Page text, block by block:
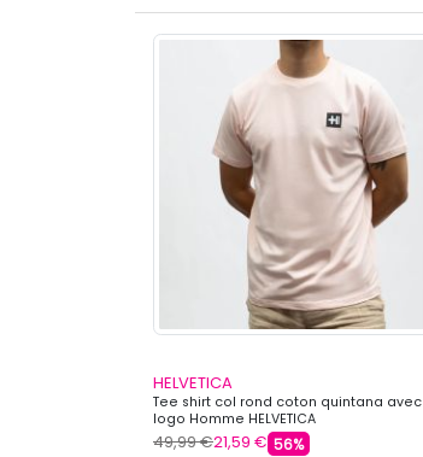
HELVETICA
Tee shirt col rond coton quintana avec
logo Homme HELVETICA
49,99 €21,59 € 56%